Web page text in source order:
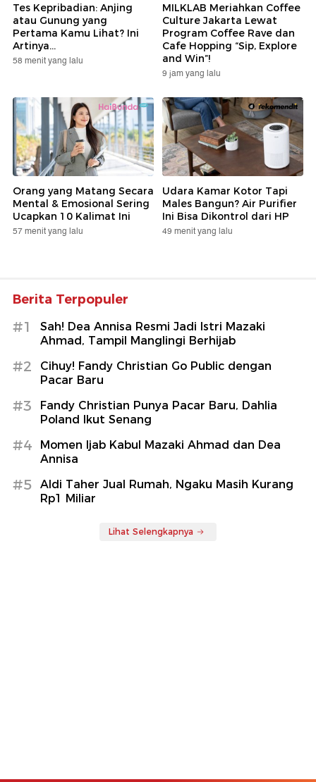
Tes Kepribadian: Anjing
atau Gunung yang
Pertama Kamu Lihat? Ini
Artinya...
58 menit yang lalu
MILKLAB Meriahkan Coffee
Culture Jakarta Lewat
Program Coffee Rave dan
Cafe Hopping “Sip, Explore
and Win”!
9 jam yang lalu
Orang yang Matang Secara
Mental & Emosional Sering
Ucapkan 10 Kalimat Ini
57 menit yang lalu
Udara Kamar Kotor Tapi
Males Bangun? Air Purifier
Ini Bisa Dikontrol dari HP
49 menit yang lalu
Berita Terpopuler
#1
Sah! Dea Annisa Resmi Jadi Istri Mazaki
Ahmad, Tampil Manglingi Berhijab
#2
Cihuy! Fandy Christian Go Public dengan
Pacar Baru
#3
Fandy Christian Punya Pacar Baru, Dahlia
Poland Ikut Senang
#4
Momen Ijab Kabul Mazaki Ahmad dan Dea
Annisa
#5
Aldi Taher Jual Rumah, Ngaku Masih Kurang
Rp1 Miliar
Lihat Selengkapnya